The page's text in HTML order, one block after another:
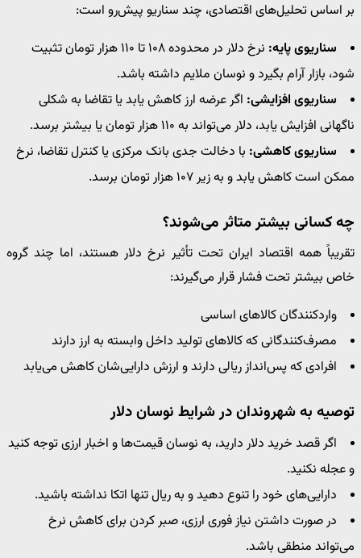
بر اساس تحلیل‌های اقتصادی، چند سناریو پیش‌رو است:
سناریوی پایه:
نرخ دلار در محدوده ۱۰۸ تا ۱۱۰ هزار تومان تثبیت
شود، بازار آرام بگیرد و نوسان ملایم داشته باشد.
سناریوی افزایشی: اگر عرضه ارز کاهش یابد یا تقاضا به شکلی
ناگهانی افزایش یابد، دلار می‌تواند به ۱۱۰ هزار تومان یا بیشتر برسد.
سناریوی کاهشی: با دخالت جدی بانک مرکزی یا کنترل تقاضا، نرخ
ممکن است کاهش یابد و به زیر ۱۰۷ هزار تومان برسد.
چه کسانی بیشتر متاثر می‌شوند؟
تقریباً همه اقتصاد ایران تحت تأثیر نرخ دلار هستند، اما چند گروه
خاص بیشتر تحت فشار قرار می‌گیرند:
واردکنندگان کالاهای اساسی
مصرف‌کنندگانی که کالاهای تولید داخل وابسته به ارز دارند
افرادی که پس‌انداز ریالی دارند و ارزش دارایی‌شان کاهش می‌یابد
توصیه به شهروندان در شرایط نوسان دلار
اگر قصد خرید دلار دارید، به نوسان قیمت‌ها و اخبار ارزی توجه کنید
و عجله نکنید.
دارایی‌های خود را تنوع دهید و به ریال تنها اتکا نداشته باشید.
در صورت داشتن نیاز فوری ارزی، صبر کردن برای کاهش نرخ
می‌تواند منطقی باشد.